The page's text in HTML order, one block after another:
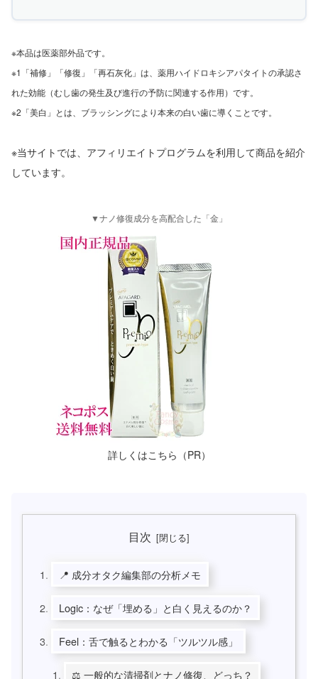
※本品は医薬部外品です。
※1「補修」「修復」「再石灰化」は、薬用ハイドロキシアパタイトの承認さ
れた効能（むし歯の発生及び進行の予防に関連する作用）です。
※2「美白」とは、ブラッシングにより本来の白い歯に導くことです。
※当サイトでは、アフィリエイトプログラムを利用して商品を紹介
しています。
▼ナノ修復成分を高配合した「金」
詳しくはこちら（PR）
目次
📍 成分オタク編集部の分析メモ
Logic：なぜ「埋める」と白く見えるのか？
Feel：舌で触るとわかる「ツルツル感」
⚖️ 一般的な清掃剤とナノ修復、どっち？